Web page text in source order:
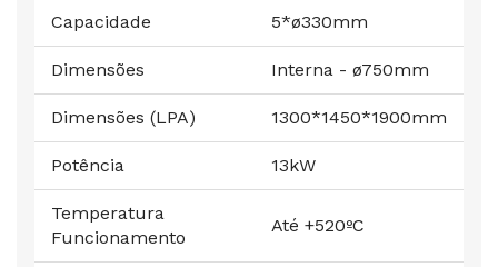
Capacidade 5*ø330mm
Dimensões Interna - ø750mm
Dimensões (LPA) 1300*1450*1900mm
Potência 13kW
Temperatura
Funcionamento
Até +520ºC